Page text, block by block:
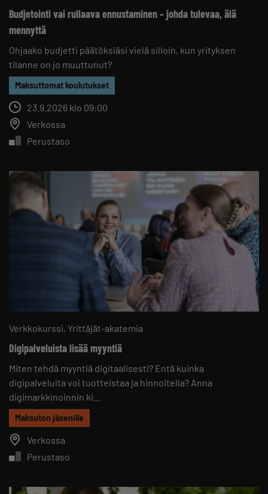
Budjetointi vai rullaava ennustaminen – johda tulevaa, älä
mennyttä
Ohjaako budjetti päätöksiäsi vielä silloin, kun yrityksen
tilanne on jo muuttunut?
Maksuttomat koulutukset
23.9.2026 klo 09:00
Verkossa
Perustaso
Verkkokurssi Yrittäjät-akatemia
Digipalveluista lisää myyntiä
Miten tehdä myyntiä digitaalisesti? Entä kuinka
digipalveluita voi tuotteistaa ja hinnoitella? Anna
digimarkkinoinnin ki...
Maksuton jäsenille
Verkossa
Perustaso